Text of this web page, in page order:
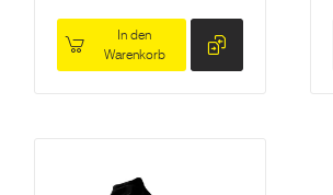
In den
Warenkorb